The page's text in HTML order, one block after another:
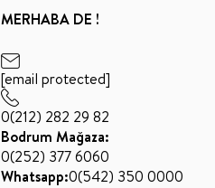
MERHABA DE !
[email protected]
0(212) 282 29 82
Bodrum Mağaza:
0(252) 377 6060
Whatsapp:0(542) 350 0000